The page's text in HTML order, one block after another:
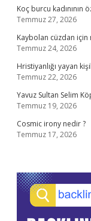
Koç burcu kadınının
Temmuz 27, 2026
Kaybolan cüzdan için
Temmuz 24, 2026
Hristiyanlığı yayan
Temmuz 22, 2026
Yavuz Sultan Selim
Temmuz 19, 2026
Cosmic irony nedir ?
Temmuz 17, 2026